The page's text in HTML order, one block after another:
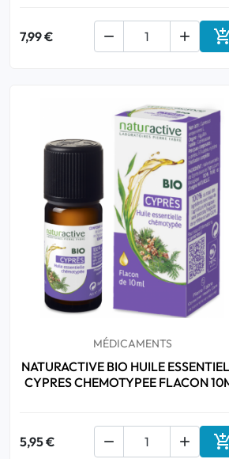
7,99 €   
MÉDICAMENTS
NATURACTIVE BIO HUILE
CYPRES CHEMOTYPEE FLACON
5,95 €   